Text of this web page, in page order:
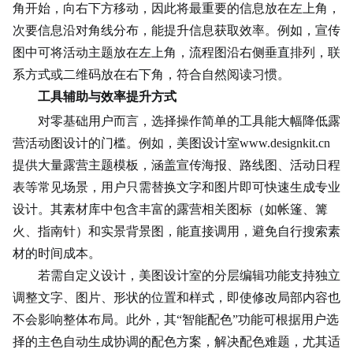
角开始，向右下方移动，因此将最重要的信息放在左上角，
次要信息沿对角线分布，能提升信息获取效率。例如，宣传
图中可将活动主题放在左上角，流程图沿右侧垂直排列， 联
系方式或二维码放在右下角，符合自然阅读习惯。
工具辅助与效率提升方式
对零基础用户而言，选择操作简单的工具能大幅降低露
营活动图设计的门槛。例如，美图设计室www.designkit.cn
提供大量露营主题模板，涵盖宣传海报、路线图、 活动日 程
表等常见场景，用户只需替换文字和图片即可快速生成专业
设计。其素材库中包含丰富的露营相关图标（如帐篷、篝
火、指南针）和实景背景图，能直接调用，避免自行搜索素
材的时间成本。
若需自定义设计，美图设计室的分层编辑功能支持独立
调整文字、图片、形状的位置和样式，即使修改局部内容也
不会影响整体布局。此外，其“智能配色”功能可根据用户选
择的主色自动生成协调的配色方案，解决配色难题，尤其适